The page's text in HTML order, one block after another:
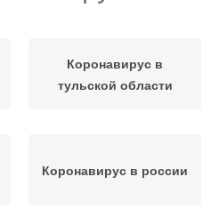
Коронавирус в
тульской области
Коронавирус в россии